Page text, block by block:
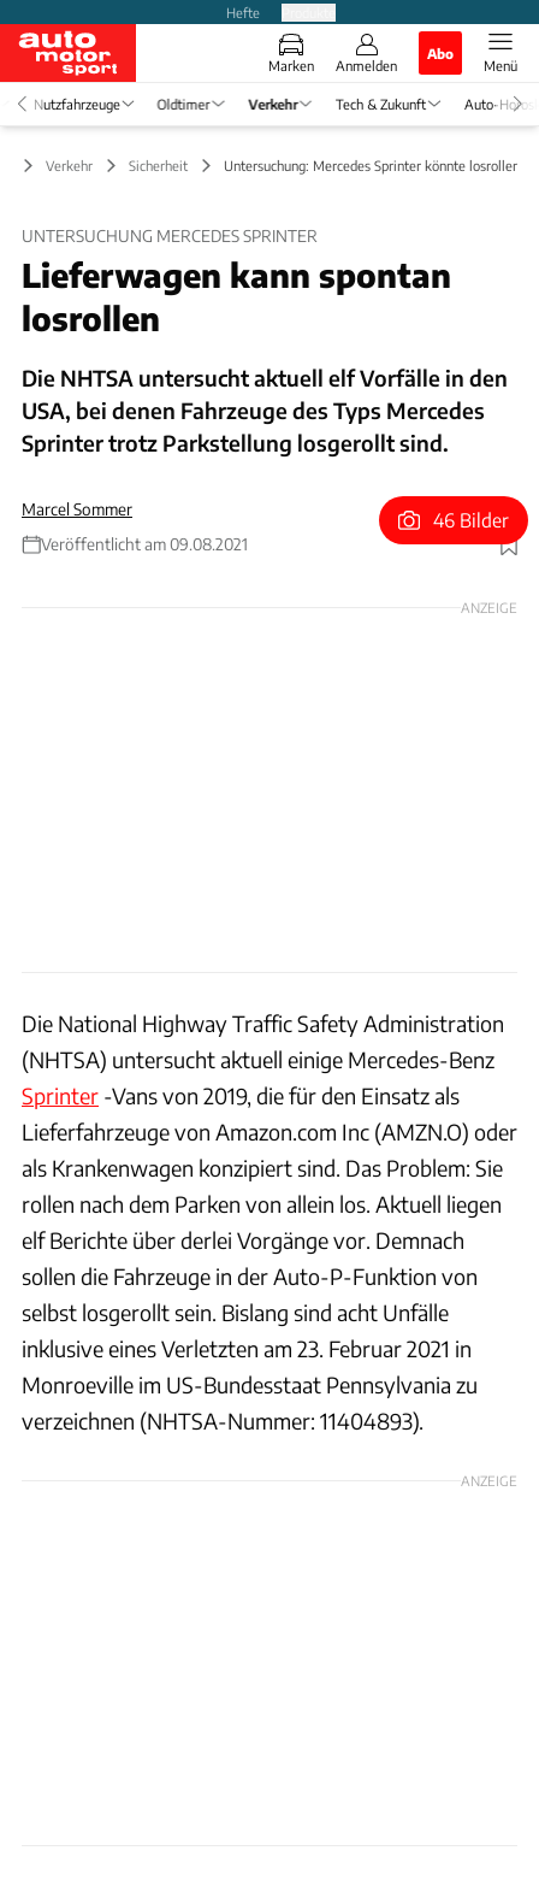
Hefte
Marken Anmelden
Abo
Menü
Nutzfahrzeuge Oldtimer Verkehr Tech & Zukunft Auto-
Verkehr Sicherheit Untersuchung: Mercedes Sprinter könnte losrollen
UNTERSUCHUNG MERCEDES SPRINTER
Lieferwagen kann spontan
losrollen
Die NHTSA untersucht aktuell elf Vorfälle in den
USA, bei denen Fahrzeuge des Typs Mercedes
Sprinter trotz Parkstellung losgerollt sind.
Marcel Sommer
Veröffentlicht am 09.08.2021
Foto: Mercedes
46 Bilder
ANZEIGE
Die National Highway Traffic Safety Administration
(NHTSA) untersucht aktuell einige Mercedes-Benz
Sprinter -Vans von 2019, die für den Einsatz als
Lieferfahrzeuge von Amazon.com Inc (AMZN.O) oder
als Krankenwagen konzipiert sind. Das Problem: Sie
rollen nach dem Parken von allein los. Aktuell liegen
elf Berichte über derlei Vorgänge vor. Demnach
sollen die Fahrzeuge in der Auto-P-Funktion von
selbst losgerollt sein. Bislang sind acht Unfälle
inklusive eines Verletzten am 23. Februar 2021 in
Monroeville im US-Bundesstaat Pennsylvania zu
verzeichnen (NHTSA-Nummer: 11404893).
ANZEIGE